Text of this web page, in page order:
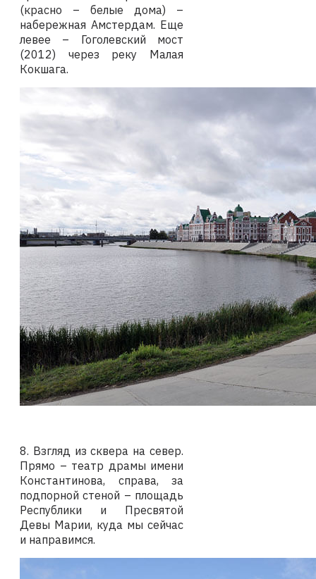
(красно – белые дома) –
набережная Амстердам. Еще
левее – Гоголевский мост
(2012) через реку Малая
Кокшага.
8. Взгляд из сквера на север.
Прямо – театр драмы имени
Константинова, справа, за
подпорной стеной – площадь
Республики и Пресвятой
Девы Марии, куда мы сейчас
и направимся.